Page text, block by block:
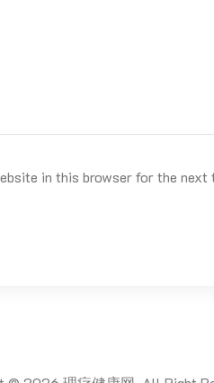
in this browser for the next